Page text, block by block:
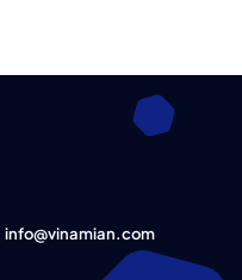
info@vinamian.com